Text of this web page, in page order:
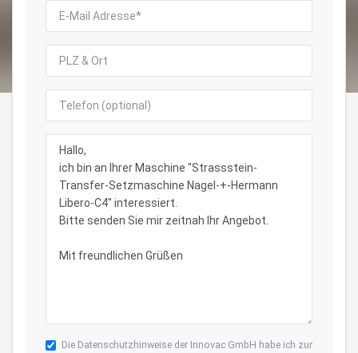
Die Datenschutzhinweise der Innovac GmbH habe ich zur